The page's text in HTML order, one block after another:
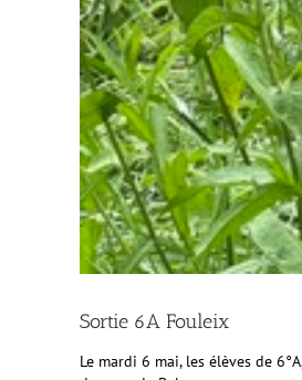
Sortie 6A Fouleix
Le mardi 6 mai, les élèves de